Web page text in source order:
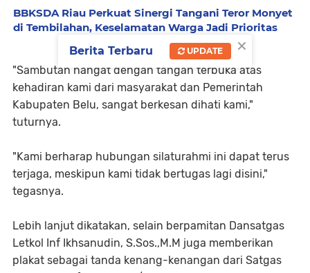
BBKSDA Riau Perkuat Sinergi Tangani Teror Monyet
di Tembilahan, Keselamatan Warga Jadi Prioritas
"Sambutan hangat dengan tangan terbuka atas
kehadiran kami dari masyarakat dan Pemerintah
Kabupaten Belu, sangat berkesan dihati kami,"
tuturnya.
"Kami berharap hubungan silaturahmi ini dapat terus
terjaga, meskipun kami tidak bertugas lagi disini,"
tegasnya.
Lebih lanjut dikatakan, selain berpamitan Dansatgas
Letkol Inf Ikhsanudin, S.Sos.,M.M juga memberikan
plakat sebagai tanda kenang-kenangan dari Satgas
×
Berita Terbaru UPDATE